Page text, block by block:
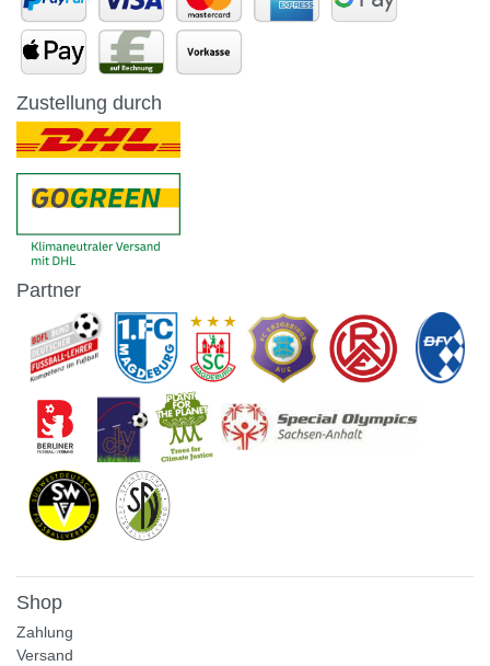
Zustellung durch
Partner
Shop
Zahlung
Versand